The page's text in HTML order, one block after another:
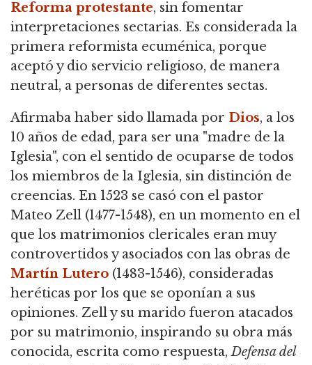
Reforma protestante, sin fomentar
interpretaciones sectarias. Es considerada la
primera reformista ecuménica, porque
aceptó y dio servicio religioso, de manera
neutral, a personas de diferentes sectas.
Afirmaba haber sido llamada por Dios, a los
10 años de edad, para ser una "madre de la
Iglesia", con el sentido de ocuparse de todos
los miembros de la Iglesia, sin distinción de
creencias. En 1523 se casó con el pastor
Mateo Zell (1477-1548), en un momento en el
que los matrimonios clericales eran muy
controvertidos y asociados con las obras de
Martín Lutero (1483-1546), consideradas
heréticas por los que se oponían a sus
opiniones. Zell y su marido fueron atacados
por su matrimonio, inspirando su obra más
conocida, escrita como respuesta,Defensa del